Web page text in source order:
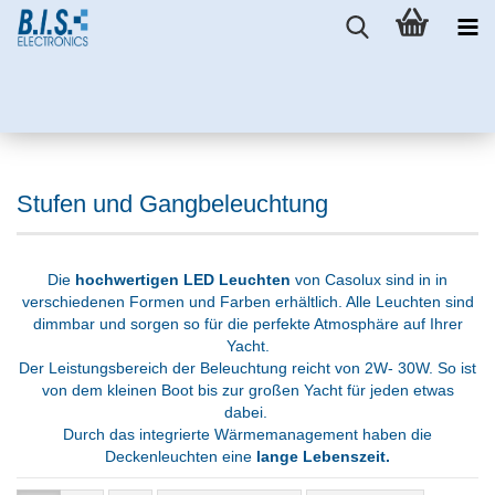
Stufen und Gangbeleuchtung
Die hochwertigen LED Leuchten von Casolux sind in in
verschiedenen Formen und Farben erhältlich. Alle Leuchten sind
dimmbar und sorgen so für die perfekte Atmosphäre auf Ihrer
Yacht.
Der Leistungsbereich der Beleuchtung reicht von 2W- 30W. So ist
von dem kleinen Boot bis zur großen Yacht für jeden etwas
dabei.
Durch das integrierte Wärmemanagement haben die
Deckenleuchten eine lange Lebenszeit.